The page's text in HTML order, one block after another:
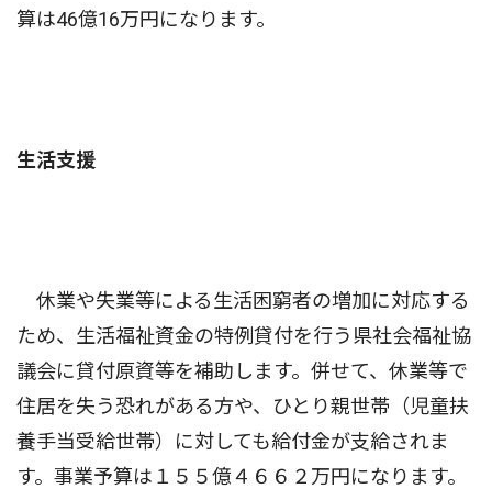
算は46億16万円になります。
生活支援
休業や失業等による生活困窮者の増加に対応する
ため、生活福祉資金の特例貸付を行う県社会福祉協
議会に貸付原資等を補助します。併せて、休業等で
住居を失う恐れがある方や、ひとり親世帯（児童扶
養手当受給世帯）に対しても給付金が支給されま
す。事業予算は１５５億４６６２万円になります。